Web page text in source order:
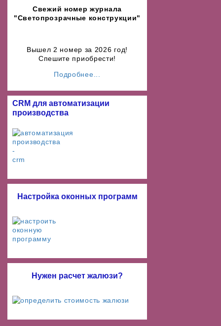
Свежий номер журнала
"Светопрозрачные конструкции"
Вышел 2 номер за 2026 год!
Спешите приобрести!
Подробнее...
CRM для автоматизации
производства
Настройка оконных программ
Нужен расчет жалюзи?